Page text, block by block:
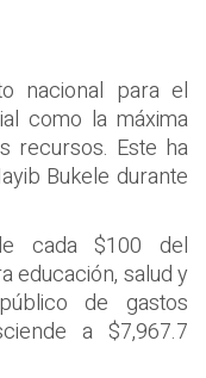
nacional para el
como la máxima
recursos. Este ha
Bukele durante
cada $100 del
educación, salud y
de gastos
a $7,967.7